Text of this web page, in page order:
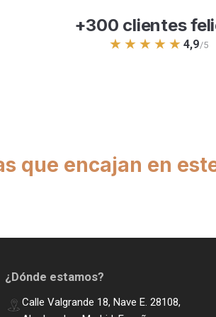
+300 clientes
★★★★★ 4,9/5
que encajan en
¿Dónde estamos?
Calle Valgrande 18, Nave E. 28108,